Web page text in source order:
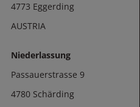
4773 Eggerding
AUSTRIA
Niederlassung
Passauerstrasse 9
4780 Schärding